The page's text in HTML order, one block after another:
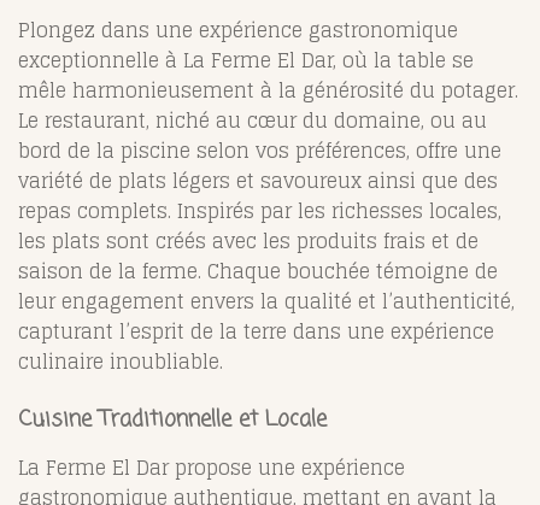
Plongez dans une expérience gastronomique
exceptionnelle à La Ferme El Dar, où la table se
mêle harmonieusement à la générosité du potager.
Le restaurant, niché au cœur du domaine, ou au
bord de la piscine selon vos préférences, offre une
variété de plats légers et savoureux ainsi que des
repas complets. Inspirés par les richesses locales,
les plats sont créés avec les produits frais et de
saison de la ferme. Chaque bouchée témoigne de
leur engagement envers la qualité et l’authenticité,
capturant l’esprit de la terre dans une expérience
culinaire inoubliable.
Cuisine Traditionnelle et Locale
La Ferme El Dar propose une expérience
gastronomique authentique, mettant en avant la